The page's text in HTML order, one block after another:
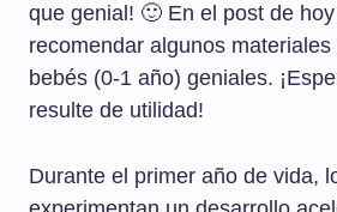
que genial! 🙂 En el post de
recomendar algunos
bebés (0-1 año) geniales.
resulte de utilidad!
Durante el primer año de vida,